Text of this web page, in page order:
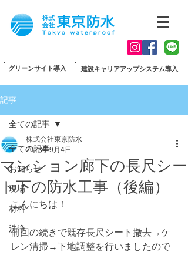
グリーンサイト導入 建設キャリアアップシステム導入
記事
全ての記事
お知らせ
現場
材料
洗浄
全ての記事
マンション廊下の長尺シー
ト下の防水工事（後編）
株式会社東京防水
2023年9月4日
こんにちは！
前回の続きで既存長尺シート撤去→ケ
レン清掃→下地調整を行いましたので